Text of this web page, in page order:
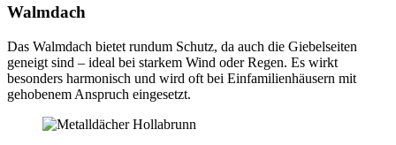
Walmdach
Das Walmdach bietet rundum Schutz, da auch die Giebelseiten
geneigt sind – ideal bei starkem Wind oder Regen. Es wirkt
besonders harmonisch und wird oft bei Einfamilienhäusern mit
gehobenem Anspruch eingesetzt.